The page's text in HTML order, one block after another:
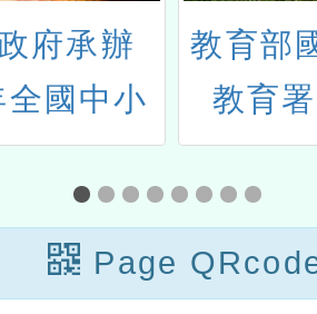
府承辦
全國中小
文競賽」
初賽
教育部
教育
（2026
年英語
2
Page